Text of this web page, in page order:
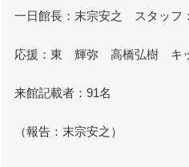
一日館長：末宗安之 スタッフ
応援：東 輝弥 高橋弘樹 キ
来館記載者：91名
（報告：末宗安之）